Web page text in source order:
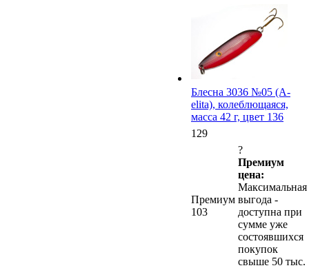
Блесна 3036 №05 (А-
elita), колеблющаяся,
масса 42 г, цвет 136
129
Премиум
103
?
Премиум
цена:
Максимальная
выгода -
доступна при
сумме уже
состоявшихся
покупок
свыше 50 тыс.